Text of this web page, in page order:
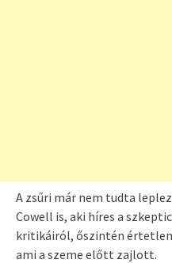
A zsűri már nem tudta
Cowell is, aki híres a
kritikáiról, őszintén
ami a szeme előtt zajlott.